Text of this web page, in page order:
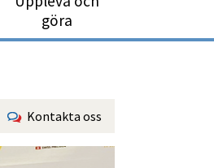
göra
Kontakta oss